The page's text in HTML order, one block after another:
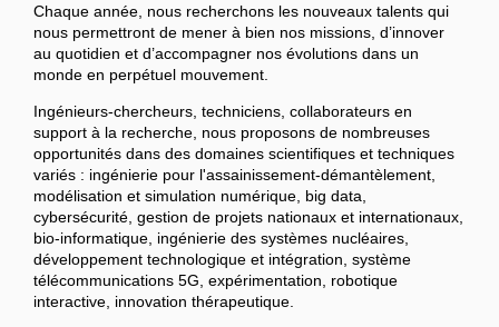
Chaque année, nous recherchons les nouveaux talents qui
nous permettront de mener à bien nos missions, d’innover
au quotidien et d’accompagner nos évolutions dans un
monde en perpétuel mouvement.
Ingénieurs-chercheurs, techniciens, collaborateurs en
support à la recherche, nous proposons de nombreuses
opportunités dans des domaines scientifiques et techniques
variés : ingénierie pour l'assainissement-démantèlement,
modélisation et simulation numérique, big data,
cybersécurité, gestion de projets nationaux et internationaux,
bio-informatique, ingénierie des systèmes nucléaires,
développement technologique et intégration, système
télécommunications 5G, expérimentation, robotique
interactive, innovation thérapeutique.